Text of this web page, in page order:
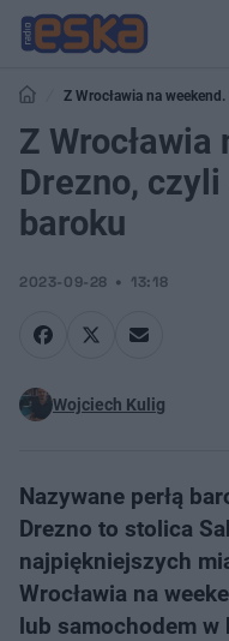
Z Wrocławia na
Z Wrocławia
Drezno, czyli
baroku
2023-09-28 13:18
Wojciech Kulig
Nazywane perłą
Drezno to stolica
najpiękniejszych
Wrocławia na
lub samochodem